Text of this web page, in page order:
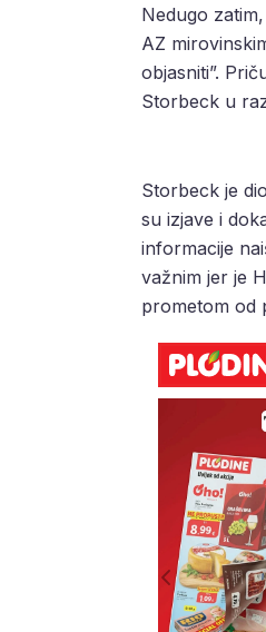
Nedugo
AZ
objasniti”.
Storbeck u
Storbeck je
su izjave i
informacije
važnim jer je
prometom od